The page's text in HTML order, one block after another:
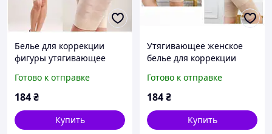
Белье для коррекции
фигуры утягивающее
Готово к отправке
184₴
Купить
Утягивающее женское
белье для коррекции
бандаж размер ХХХL цвет
бежевый
Готово к отправке
184₴
Купить